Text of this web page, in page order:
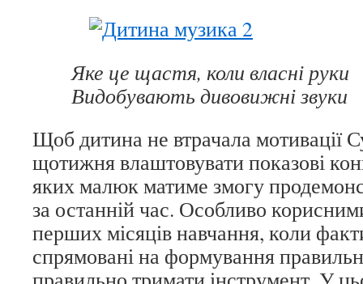
Яке це щастя, коли власні руки
Видобувають дивовижні звуки
Щоб дитина не втрачала мотивації
щотижня влаштовувати показові
яких малюк матиме змогу
за останній час. Особливо
перших місяців навчання, коли
спрямовані на формування